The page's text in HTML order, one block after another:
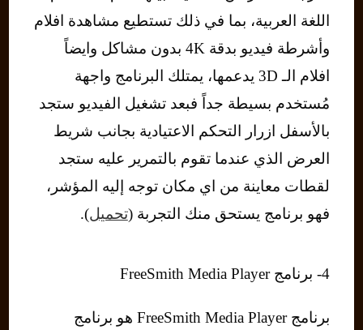
اللغة العربية، بما في ذلك تستطيع مشاهدة افلام
وأشرطة فيديو بدقة 4K بدون مشاكل وايضاً
افلام الـ 3D يدعمها، يمتلك البرنامج واجهة
مُستخدم بسيطة جداً فبعد تشغيل الفيديو ستجد
بالأسفل ازرار التحكم الاعتيادية بجانب شريط
العرض الذي عندما تقوم بالتمرير عليه ستجد
لقطات معاينة من اي مكان توجه إليه المؤشر،
فهو برنامج يستحق منك التجربة (تحميل).
4- برنامج FreeSmith Media Player
برنامج FreeSmith Media Player هو برنامج